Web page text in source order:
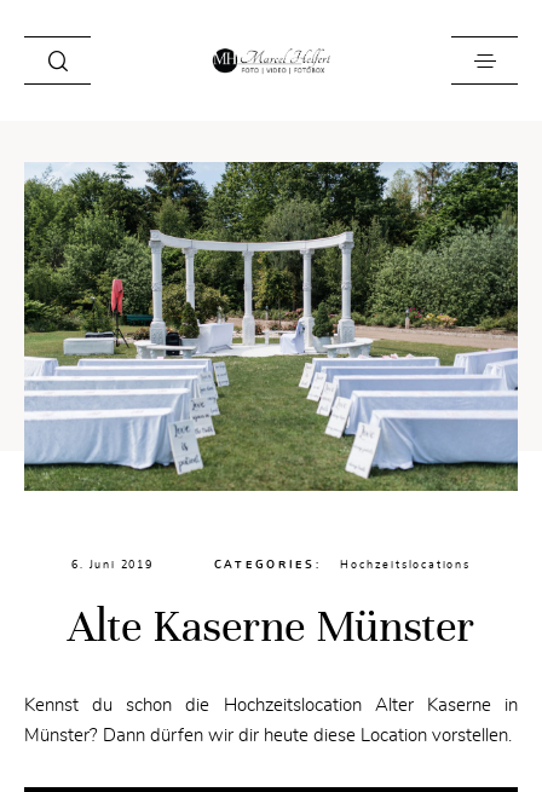
Foto
Video
Fotobox
Blog
Locations
About
Kontakt
6. Juni 2019 CATEGORIES: Hochzeitslocations
Alte Kaserne Münster
Kennst du schon die Hochzeitslocation Alter Kaserne in
Münster? Dann dürfen wir dir heute diese Location vorstellen.